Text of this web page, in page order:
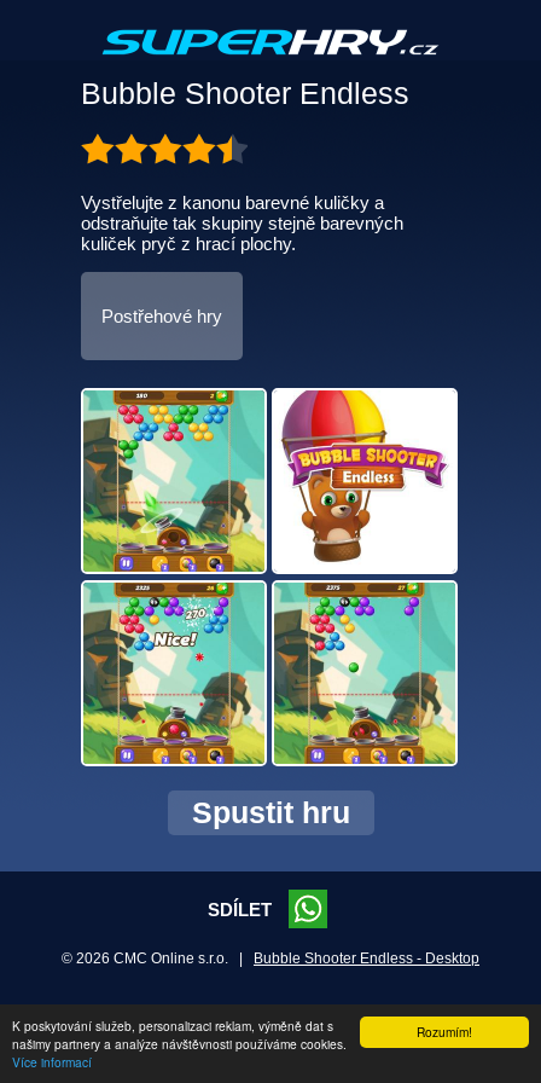
Rozumím!
K poskytování služeb, personalizaci reklam, výměně dat s
našimy partnery a analýze návštěvnosti používáme cookies.
Více informací
Bubble Shooter Endless
Vystřelujte z kanonu barevné kuličky a
odstraňujte tak skupiny stejně barevných
kuliček pryč z hrací plochy.
Postřehové hry
Spustit hru
SDÍLET
© 2026 CMC Online s.r.o. | Bubble Shooter Endless - Desktop